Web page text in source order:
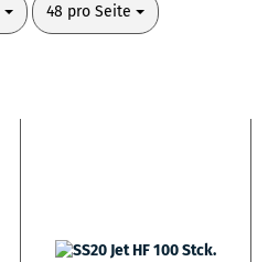
48 pro Seite
pro Seite